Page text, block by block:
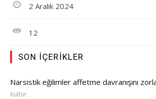
2 Aralık 2024
12
SON İÇERIKLER
Narsistik eğilimler affetme davranışını
Kültür